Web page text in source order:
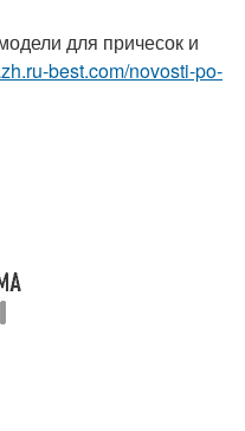
для причесок и
best.com/novosti-po-